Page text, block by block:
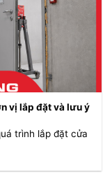
vị lắp đặt và lưu ý
trình lắp đặt cửa